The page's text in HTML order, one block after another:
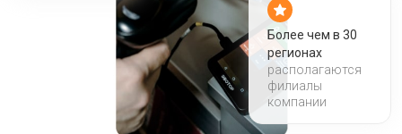
Более чем в 30
регионах
располагаются
филиалы
компании